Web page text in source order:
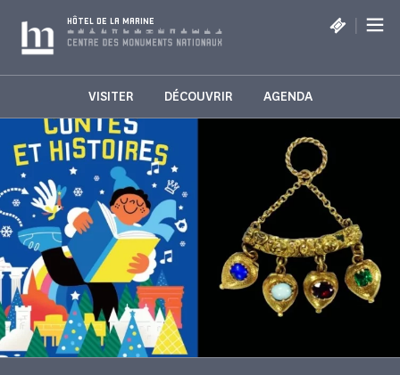
HÔTEL DE LA MARINE |
VISITER DÉCOUVRIR AGENDA